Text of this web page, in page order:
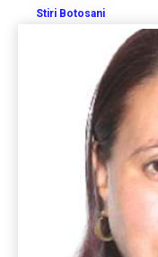
Stiri Botosani